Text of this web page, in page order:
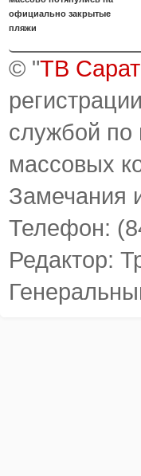
официально закрытые
пляжи
© "ТВ
службой по
массовых
Замечания
Телефон:
Редактор: